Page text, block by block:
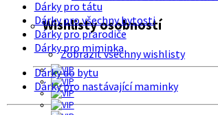
Wishlisty osobností
Zobrazit všechny wishlisty
Dárky pro tátu
Dárky pro všechny bytosti
Dárky pro prarodiče
Dárky pro miminka
Dárky do bytu
Dárky pro nastávající maminky